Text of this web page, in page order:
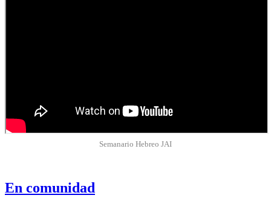
Semanario Hebreo JAI
En comunidad